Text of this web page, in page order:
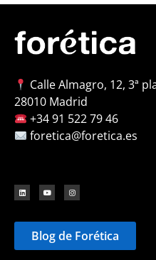
Calle Almagro, 12, 3ª
28010 Madrid
+34 91 522 79 46
foretica@foretica.es
Blog de Forética